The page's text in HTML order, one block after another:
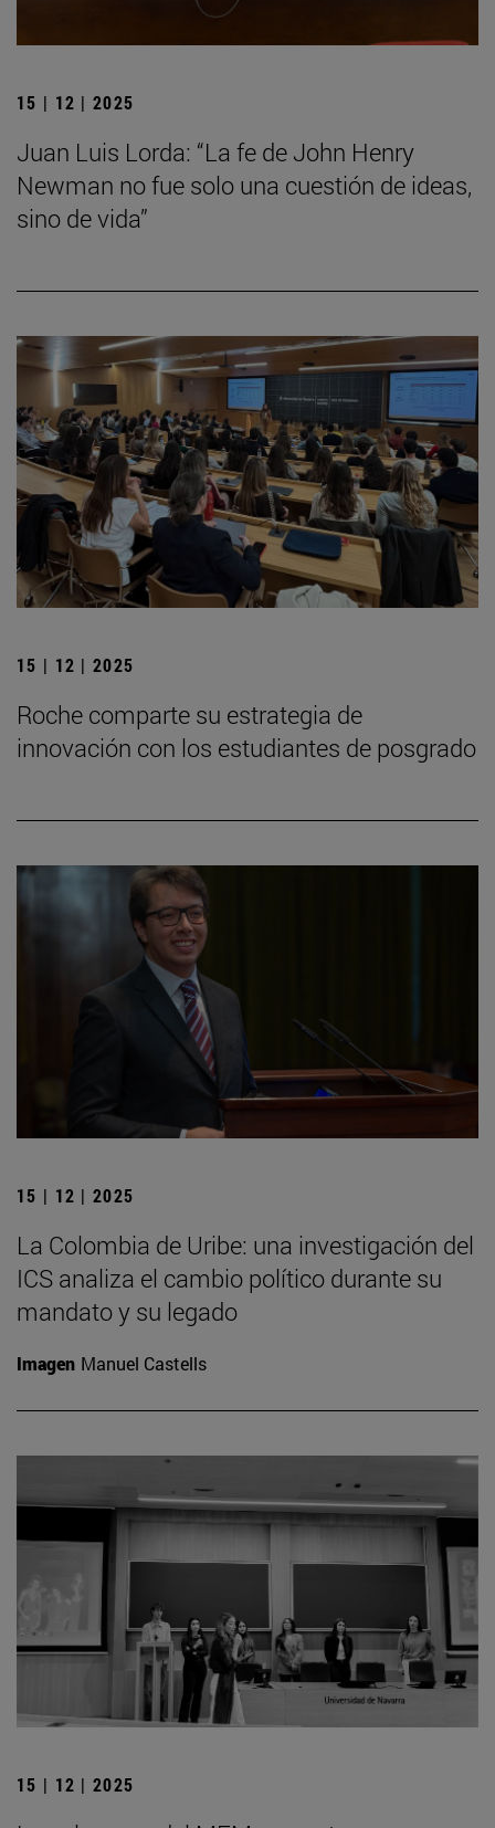
15 | 12 | 2025
Juan Luis Lorda: “La fe de John Henry
Newman no fue solo una cuestión de ideas,
sino de vida”
15 | 12 | 2025
Roche comparte su estrategia de
innovación con los estudiantes de posgrado
15 | 12 | 2025
La Colombia de Uribe: una investigación del
ICS analiza el cambio político durante su
mandato y su legado
Imagen Manuel Castells
15 | 12 | 2025